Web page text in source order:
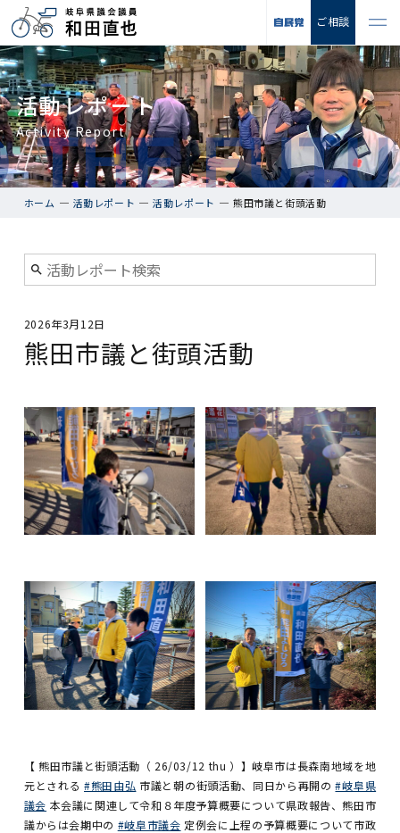
ご相談
活動レポート
Activity Report
ホーム 活動レポート 活動レポート 熊田市議と街頭活動
2026年3月12日
熊田市議と街頭活動
【 熊田市議と街頭活動（ 26/03/12 thu ）】岐阜市は長森南地域を地
元とされる #熊田由弘 市議と朝の街頭活動、同日から再開の#岐阜県
議会 本会議に関連して令和８年度予算概要について県政報告、熊田市
議からは会期中の #岐阜市議会 定例会に上程の予算概要について市政